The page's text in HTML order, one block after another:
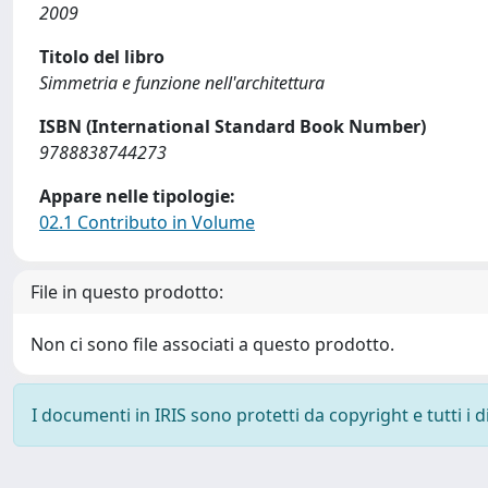
2009
Titolo del libro
Simmetria e funzione nell'architettura
ISBN (International Standard Book Number)
9788838744273
Appare nelle tipologie:
02.1 Contributo in Volume
File in questo prodotto:
Non ci sono file associati a questo prodotto.
I documenti in IRIS sono protetti da copyright e tutti i